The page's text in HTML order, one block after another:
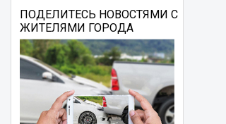
ПОДЕЛИТЕСЬ НОВОСТЯМИ С
ЖИТЕЛЯМИ ГОРОДА